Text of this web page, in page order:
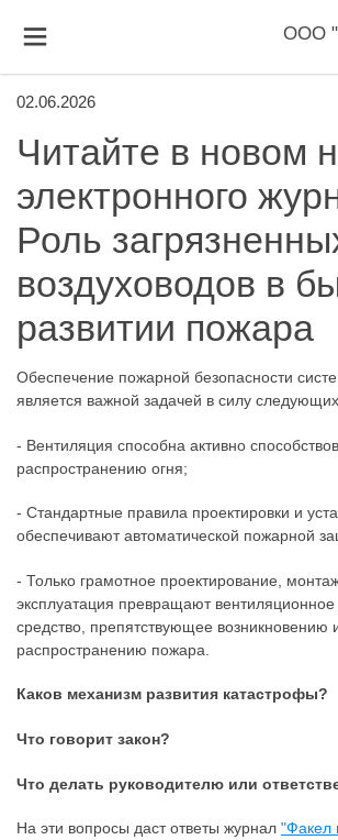
ООО
02.06.2026
Читайте в новом
электронного
Роль
воздуховодов в
развитии пожара
Обеспечение пожарной безопасности
является важной задачей в силу
- Вентиляция способна активно
распространению огня;
- Стандартные правила проектировки и
обеспечивают автоматической пожарной
- Только грамотное проектирование,
эксплуатация превращают
средство, препятствующее возникновению
распространению пожара.
Каков механизм развития катастрофы?
Что говорит закон?
Что делать руководителю или
На эти вопросы даст ответы журнал "Факел